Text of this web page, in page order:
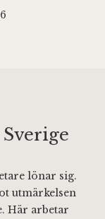
lönar sig.
utmärkelsen
Här arbetar